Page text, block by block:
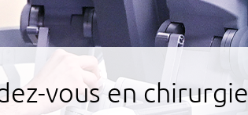
vous en chirurgie